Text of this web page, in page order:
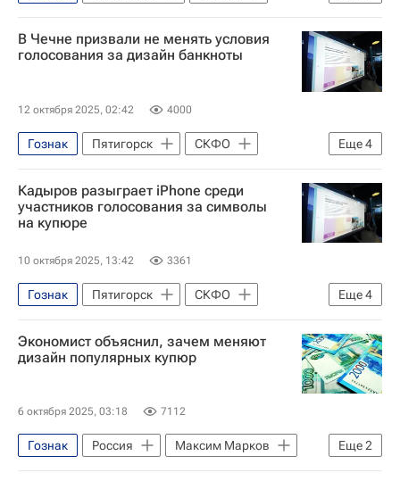
Золото
Санкт-Петербург
В Чечне призвали не менять условия
голосования за дизайн банкноты
12 октября 2025, 02:42 4000
Еще4
Гознак Пятигорск
СКФО
Россия
Ахмед Дудаев
Центральный Банк РФ (ЦБ РФ)
Одноклассники
Кадыров разыграет iPhone среди
участников голосования за символы
на купюре
10 октября 2025, 13:42 3361
Еще4
Гознак Пятигорск
СКФО
Грозный
Рамзан Кадыров
Одноклассники
Экономика
Экономист объяснил, зачем меняют
дизайн популярных купюр
6 октября 2025, 03:18 7112
Еще2
Гознак Россия
Максим Марков
РЭУ имени Г. В. Плеханова
Экономика